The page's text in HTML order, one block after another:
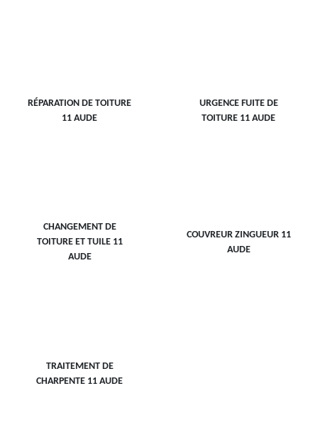
RÉPARATION DE TOITURE
11 AUDE
URGENCE FUITE DE
TOITURE 11 AUDE
CHANGEMENT DE
TOITURE ET TUILE 11
AUDE
COUVREUR ZINGUEUR 11
AUDE
TRAITEMENT DE
CHARPENTE 11 AUDE